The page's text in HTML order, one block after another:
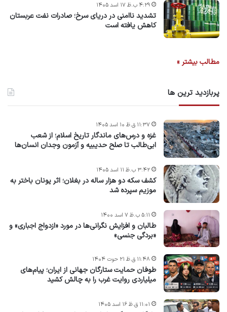
تشدید ناامنی در دریای سرخ؛ صادرات نفت عربستان
کاهش یافته است
۴:۲۹ ب.ظ ۱۷ اسد ۱۴۰۵
مطالب بیشتر »
پربازدید ترین ها
غزه و درس‌های ماندگار تاریخ اسلام؛ از شعب
ابی‌طالب تا صلح حدیبیه و آزمون وجدان انسان‌ها
۱۱:۳۷ ق.ظ ۱۰ اسد ۱۴۰۵
کشف سکه دو هزار ساله در بغلان؛ اثر یونان باختر به
موزیم سپرده شد
۳:۴۲ ب.ظ ۱۱ اسد ۱۴۰۵
طالبان و افزایش نگرانی‌ها در مورد «ازدواج اجباری» و
«بردگی جنسی»
۵:۱۱ ب.ظ ۷ اسد ۱۴۰۰
طوفان حمایت ستارگان جهانی از ایران؛ پیام‌های
میلیاردی روایت غرب را به چالش کشید
۱۱:۴۸ ق.ظ ۲۱ حوت ۱۴۰۴
۱۱:۰۱ ق.ظ ۱۶ اسد ۱۴۰۵